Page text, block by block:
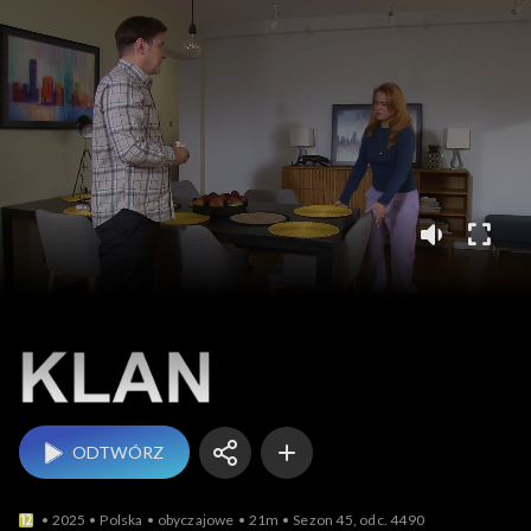
Klan
ODTWÓRZ
2025 Polska obyczajowe 21m Sezon 45, odc. 4490